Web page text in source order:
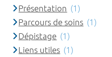
Présentation (1)
Parcours de soins (1)
Dépistage (1)
Liens utiles (1)